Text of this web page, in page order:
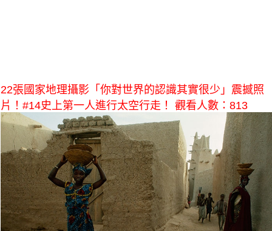
22張國家地理攝影「你對世界的認識其實很少」震撼照
片！#14史上第一人進行太空行走！ 觀看人數：813